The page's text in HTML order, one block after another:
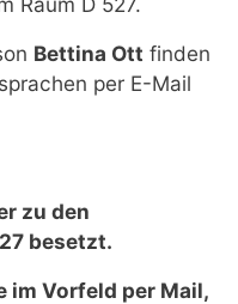
Bettina Ott finden
per E-Mail
zu den
besetzt.
im Vorfeld per Mail,